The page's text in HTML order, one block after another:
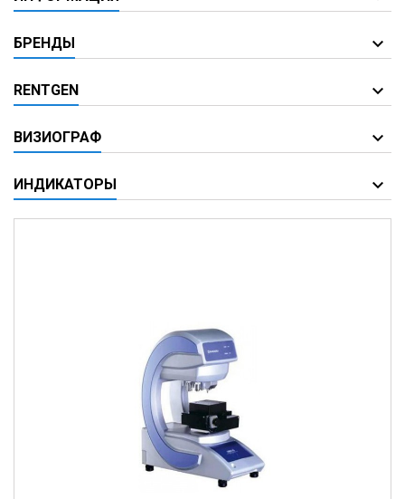
БРЕНДЫ
RENTGEN
ВИЗИОГРАФ
ИНДИКАТОРЫ